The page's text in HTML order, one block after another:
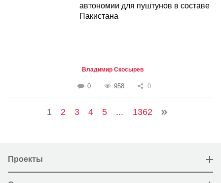
автономии для пуштунов в составе
Пакистана
Владимир Скосырев
0 958 0
1 2 3 4 5 ... 1362
Проекты